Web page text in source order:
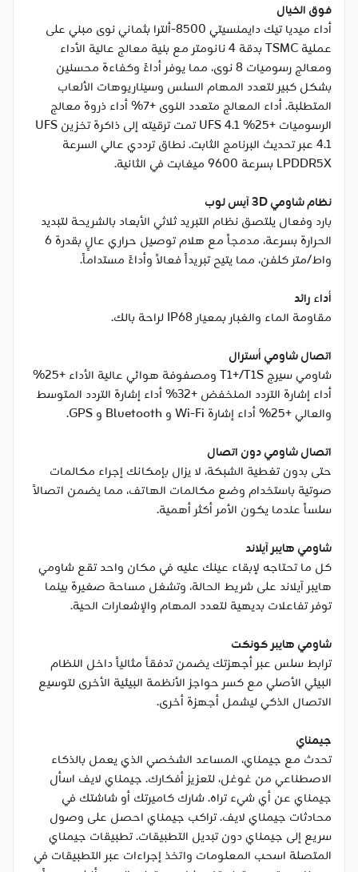
فوق الخيال
أداء ميديا تيك دايمنسيتي 8500-ألترا بثماني نوى مبني على
عملية TSMC بدقة 4 نانومتر مع بنية معالج عالية الأداء
ومعالج رسوميات 8 نوى، مما يوفر أداءً وكفاءة محسنين
بشكل كبير لتعدد المهام السلس وسيناريوهات الألعاب
المتطلبة. أداء المعالج متعدد النوى +7% أداء ذروة معالج
الرسوميات +25% UFS 4.1 تمت ترقيته إلى ذاكرة تخزين UFS
4.1 عبر تحديث البرنامج الثابت. نطاق ترددي عالي السرعة
LPDDR5X بسرعة 9600 ميغابت في الثانية.
نظام شاومي 3D آيس لوب
بارد وفعال يلتصق نظام التبريد ثلاثي الأبعاد بالشريحة لتبديد
الحرارة بسرعة، مدمجاً مع هلام توصيل حراري عالٍ بقدرة 6
واط/متر كلفن، مما يتيح تبريداً فعالاً وأداءً مستداماً.
أداء رائد
مقاومة الماء والغبار بمعيار IP68 لراحة بالك.
اتصال شاومي أسترال
شاومي سيرج T1+/T1S ومصفوفة هوائي عالية الأداء +25%
أداء إشارة التردد المنخفض +32% أداء إشارة التردد المتوسط
والعالي +25% أداء إشارة Wi-Fi و Bluetooth و GPS.
اتصال شاومي دون اتصال
حتى بدون تغطية الشبكة، لا يزال بإمكانك إجراء مكالمات
صوتية باستخدام وضع مكالمات الهاتف، مما يضمن اتصالاً
سلساً عندما يكون الأمر أكثر أهمية.
شاومي هايبر آيلاند
كل ما تحتاجه لإبقاء عينك عليه في مكان واحد تقع شاومي
هايبر آيلاند على شريط الحالة، وتشغل مساحة صغيرة بينما
توفر تفاعلات بديهية لتعدد المهام والإشعارات الحية.
شاومي هايبر كونكت
ترابط سلس عبر أجهزتك يضمن تدفقاً مثالياً داخل النظام
البيئي الأصلي مع كسر حواجز الأنظمة البيئية الأخرى لتوسيع
الاتصال الذكي ليشمل أجهزة أخرى.
جيمناي
تحدث مع جيمناي، المساعد الشخصي الذي يعمل بالذكاء
الاصطناعي من غوغل، لتعزيز أفكارك. جيمناي لايف اسأل
جيمناي عن أي شيء تراه. شارك كاميرتك أو شاشتك في
محادثات جيمناي لايف. تراكب جيمناي احصل على وصول
سريع إلى جيمناي دون تبديل التطبيقات. تطبيقات جيمناي
المتصلة اسحب المعلومات واتخذ إجراءات عبر التطبيقات في